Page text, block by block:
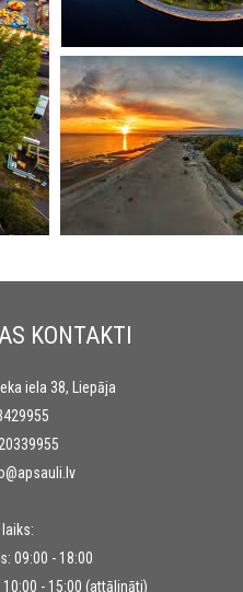
KONTAKTI
iela 38, Liepāja
09:00 - 18:00
- 15:00 (attālināti)